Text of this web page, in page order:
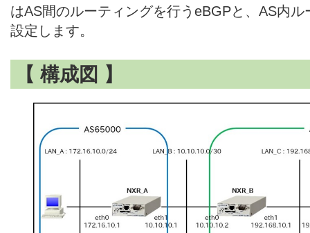
はAS間のルーティングを行うeBGPと、AS内
設定します。
【 構成図 】